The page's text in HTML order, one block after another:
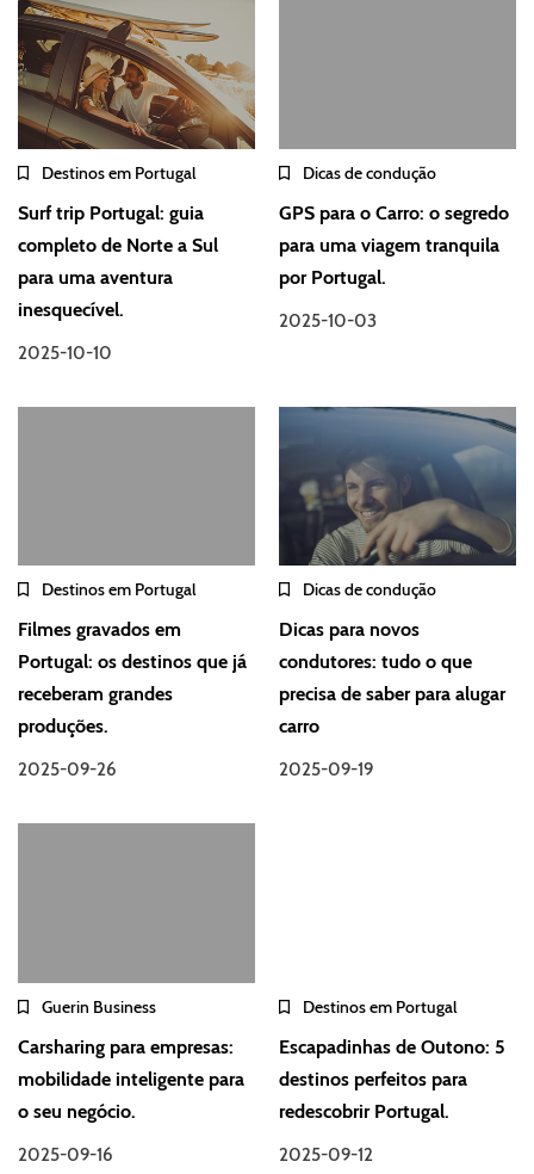
Destinos em Portugal
Surf trip Portugal: guia
completo de Norte a Sul
para uma aventura
inesquecível.
2025-10-10
Dicas de condução
GPS para o Carro: o segredo
para uma viagem tranquila
por Portugal.
2025-10-03
Destinos em Portugal
Filmes gravados em
Portugal: os destinos que já
receberam grandes
produções.
2025-09-26
Dicas de condução
Dicas para novos
condutores: tudo o que
precisa de saber para alugar
carro
2025-09-19
Guerin Business
Carsharing para empresas:
mobilidade inteligente para
o seu negócio.
2025-09-16
Destinos em Portugal
Escapadinhas de Outono: 5
destinos perfeitos para
redescobrir Portugal.
2025-09-12